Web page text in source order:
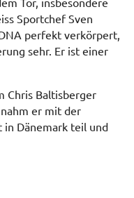
Sportchef Sven
perfekt verkörpert,
sehr. Er ist einer
Chris Baltisberger
er mit der
in Dänemark teil und